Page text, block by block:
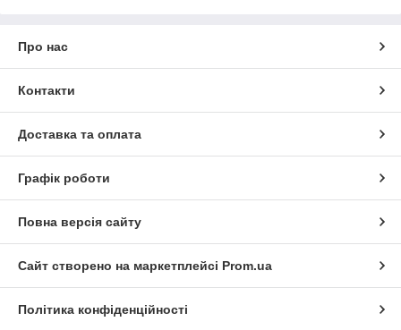
Про нас
Контакти
Доставка та оплата
Графік роботи
Повна версія сайту
Сайт створено на маркетплейсі Prom.ua
Політика конфіденційності